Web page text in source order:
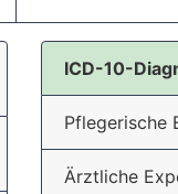
ICD-10-
Pflegerische
Ärztliche